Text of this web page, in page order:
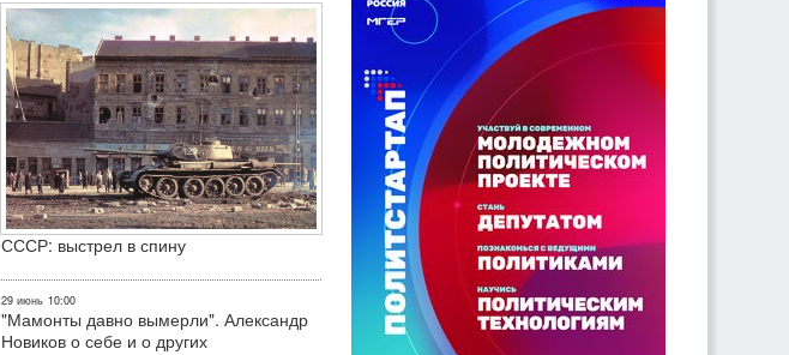
СССР: выстрел в спину
29 июнь 10:00
"Мамонты давно вымерли". Александр
Новиков о себе и о других